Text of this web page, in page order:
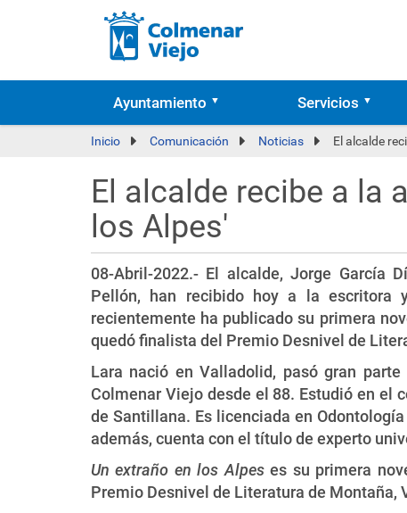
Ayuntamiento Servicios
Inicio Comunicación Noticias El alcalde
El alcalde recibe a la
los Alpes'
08-Abril-2022.- El alcalde, Jorge García
Pellón, han recibido hoy a la escritora
recientemente ha publicado su primera
quedó finalista del Premio Desnivel de
Lara nació en Valladolid, pasó gran
Colmenar Viejo desde el 88. Estudió en el
de Santillana. Es licenciada en
además, cuenta con el título de experto
Un extraño en los Alpeses su primera
Premio Desnivel de Literatura de Montaña,